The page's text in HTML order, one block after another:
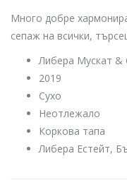
Много добре
сепаж на всички,
Либера Мускат &
2019
Сухо
Неотлежало
Коркова тапа
Либера Естейт,